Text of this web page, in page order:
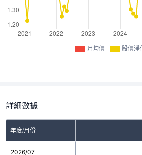
月均價 股價淨
詳細數據
年度/月份
2026/07